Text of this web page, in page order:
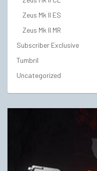
Zeus Mk II ES
Zeus Mk II MR
Subscriber Exclusive
Tumbril
Uncategorized